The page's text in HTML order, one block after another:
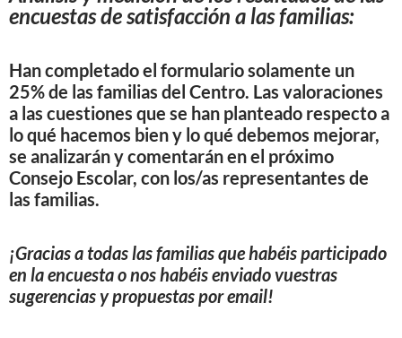
encuestas de satisfacción a las familias:
Han completado el formulario solamente un
25%de las familias del Centro. Las valoraciones
a las cuestiones que se han planteado respecto a
lo qué hacemos bien y lo qué debemos mejorar,
se analizarán y comentarán en el próximo
Consejo Escolar, con los/as representantes de
las familias.
¡Gracias a todas las familias que habéis participado
en la encuesta o nos habéis enviado vuestras
sugerencias y propuestas por email!